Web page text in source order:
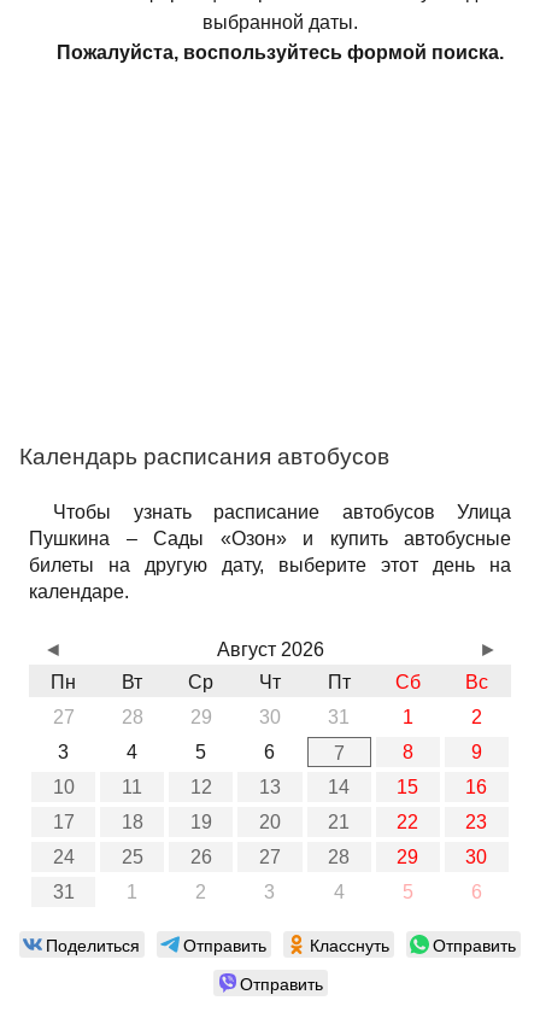
выбранной даты.
Пожалуйста, воспользуйтесь формой поиска.
Календарь расписания автобусов
Чтобы узнать расписание автобусов Улица
Пушкина – Сады «Озон» и купить автобусные
билеты на другую дату, выберите этот день на
календаре.
Август 2026
Пн
Вт Ср Чт Пт Сб
Вс
27
28 29 30 31 1
2
3
4 5 6 7 8
9
10
11 12 13 14 15
16
17
18 19 20 21 22
23
24
25 26 27 28 29
30
31
1 2 3 4 5 6
◄ ►
Поделиться Отправить Класснуть
Отправить
Отправить